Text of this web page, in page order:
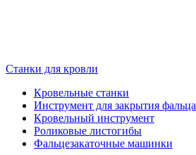
Станки для кровли
Кровельные станки
Инструмент для закрытия фальца
Кровельный инструмент
Роликовые листогибы
Фальцезакаточные машинки